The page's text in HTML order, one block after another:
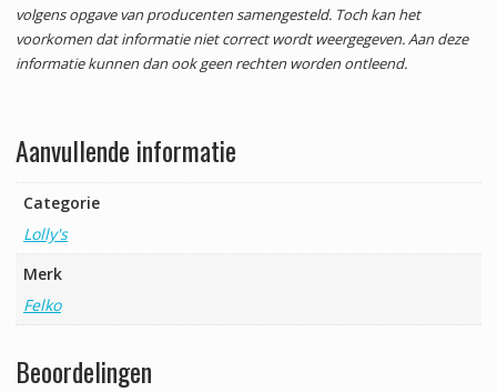
volgens opgave van producenten samengesteld. Toch kan het
voorkomen dat informatie niet correct wordt weergegeven. Aan deze
informatie kunnen dan ook geen rechten worden ontleend.
Aanvullende informatie
Categorie
Lolly's
Merk
Felko
Beoordelingen